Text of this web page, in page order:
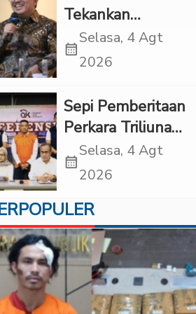
Tekankan
Pentingnya
Inovasi
di “Indonesian
Brain Forum
2026 UPN
Veteran Jakarta”
calendar_month
Selasa, 4 Agt
2026
Sepi Pemberitaan
Perkara Triliunan
Rupiah Investree,
Ternyata Sudah
calendar_month
Selasa, 4 Agt
2026